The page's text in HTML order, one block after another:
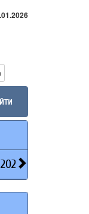
2021